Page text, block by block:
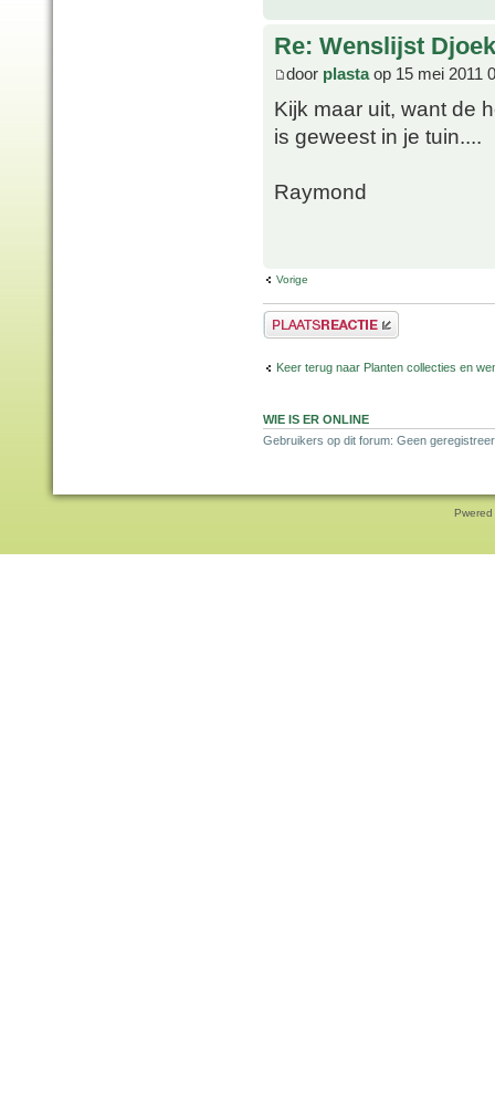
Re: Wenslijst
door plastaop 15 mei 2011
Kijk maar uit, want de
is geweest in je tuin....
Raymond
Vorige
Plaats een reactie
Keer terug naar Planten collecties en
WIE IS ER ONLINE
Gebruikers op dit forum: Geen